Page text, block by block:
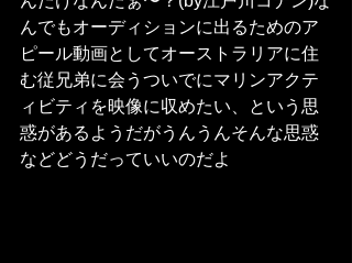
んでもオーディションに出るためのア
ピール動画としてオーストラリアに住
む従兄弟に会うついでにマリンアクテ
ィビティを映像に収めたい、という思
惑があるようだがうんうんそんな思惑
などどうだっていいのだよ